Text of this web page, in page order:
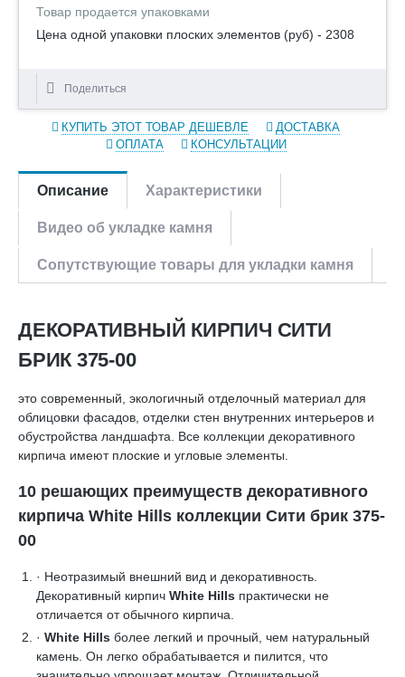
Товар продается упаковками
Цена одной упаковки плоских элементов (руб) - 2308
Поделиться
КУПИТЬ ЭТОТ ТОВАР ДЕШЕВЛЕ
ДОСТАВКА
ОПЛАТА
КОНСУЛЬТАЦИИ
Описание Характеристики
Видео об укладке камня
Сопутствующие товары для укладки камня
ДЕКОРАТИВНЫЙ КИРПИЧ СИТИ
БРИК 375-00
это современный, экологичный отделочный материал для
облицовки фасадов, отделки стен внутренних интерьеров и
обустройства ландшафта. Все коллекции декоративного
кирпича имеют плоские и угловые элементы.
10 решающих преимуществ декоративного
кирпича White Hills коллекции Сити брик 375-
00
· Неотразимый внешний вид и декоративность.
Декоративный кирпич White Hills практически не
отличается от обычного кирпича.
· White Hills более легкий и прочный, чем натуральный
камень. Он легко обрабатывается и пилится, что